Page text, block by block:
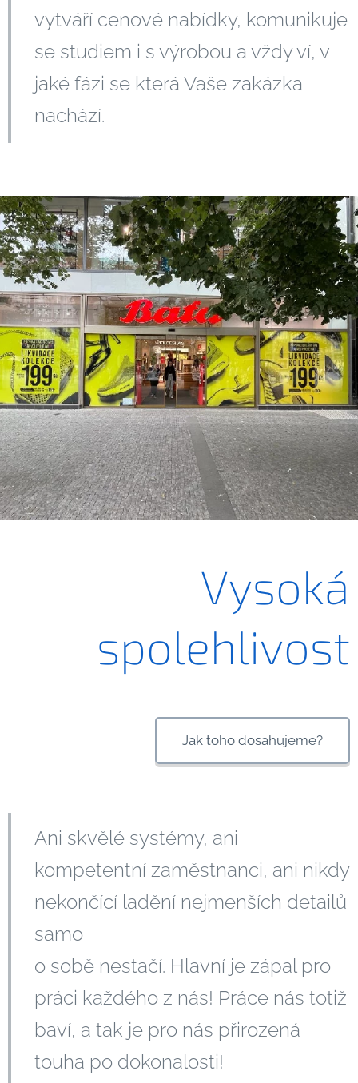
vytváří cenové nabídky, komunikuje
se studiem i s výrobou a vždy ví, v
jaké fázi se která Vaše zakázka
nachází.
.
.
Vysoká
spolehlivost
Jak toho dosahujeme?
Ani skvělé systémy, ani
kompetentní zaměstnanci, ani nikdy
nekončící ladění nejmenších detailů
samo
o sobě nestačí. Hlavní je zápal pro
práci každého z nás! Práce nás totiž
baví, a tak je pro nás přirozená
touha po dokonalosti!